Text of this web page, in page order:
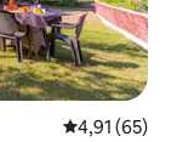
Vlerësimi
4,91 (65)